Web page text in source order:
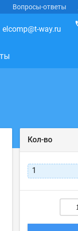
Вопросы-ответы
elcomp@t-way.ru
Кол-во
1